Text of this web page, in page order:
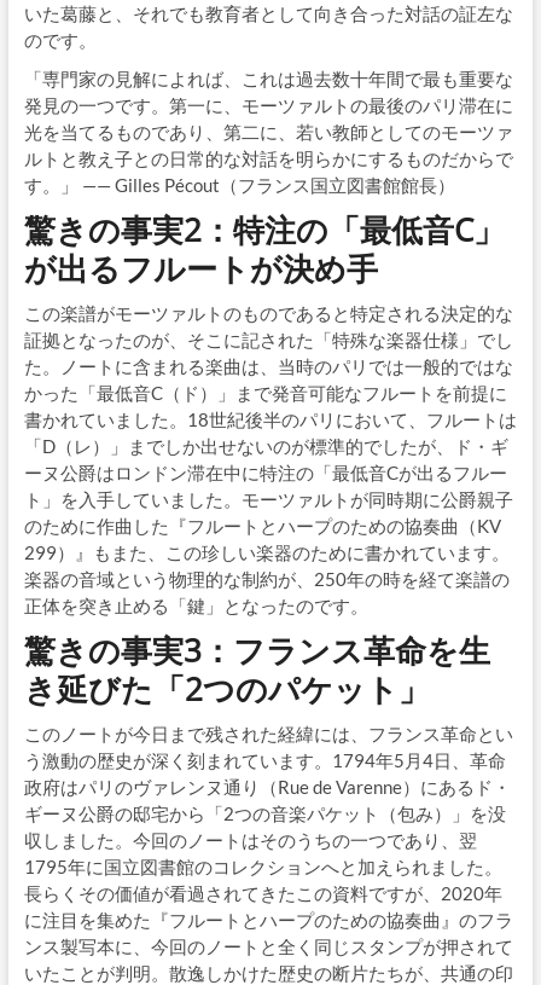
いた葛藤と、それでも教育者として向き合った対話の証左な
のです。
「専門家の見解によれば、これは過去数十年間で最も重要な
発見の一つです。第一に、モーツァルトの最後のパリ滞在に
光を当てるものであり、第二に、若い教師としてのモーツァ
ルトと教え子との日常的な対話を明らかにするものだからで
す。」 —— Gilles Pécout（フランス国立図書館館長）
驚きの事実2：特注の「最低音C」
が出るフルートが決め手
この楽譜がモーツァルトのものであると特定される決定的な
証拠となったのが、そこに記された「特殊な楽器仕様」でし
た。ノートに含まれる楽曲は、当時のパリでは一般的ではな
かった「最低音C（ド）」まで発音可能なフルートを前提に
書かれていました。18世紀後半のパリにおいて、フルートは
「D（レ）」までしか出せないのが標準的でしたが、ド・ギ
ーヌ公爵はロンドン滞在中に特注の「最低音Cが出るフルー
ト」を入手していました。モーツァルトが同時期に公爵親子
のために作曲した『フルートとハープのための協奏曲（KV
299）』もまた、この珍しい楽器のために書かれています。
楽器の音域という物理的な制約が、250年の時を経て楽譜の
正体を突き止める「鍵」となったのです。
驚きの事実3：フランス革命を生
き延びた「2つのパケット」
このノートが今日まで残された経緯には、フランス革命とい
う激動の歴史が深く刻まれています。1794年5月4日、革命
政府はパリのヴァレンヌ通り（Rue de Varenne）にあるド・
ギーヌ公爵の邸宅から「2つの音楽パケット（包み）」を没
収しました。今回のノートはそのうちの一つであり、翌
1795年に国立図書館のコレクションへと加えられました。
長らくその価値が看過されてきたこの資料ですが、2020年
に注目を集めた『フルートとハープのための協奏曲』のフラ
ンス製写本に、今回のノートと全く同じスタンプが押されて
いたことが判明。散逸しかけた歴史の断片たちが、共通の印